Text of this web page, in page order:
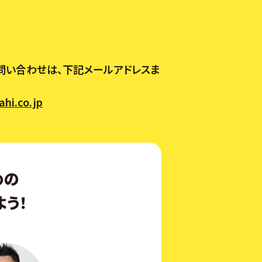
合わせは、下記メールアドレスま
！